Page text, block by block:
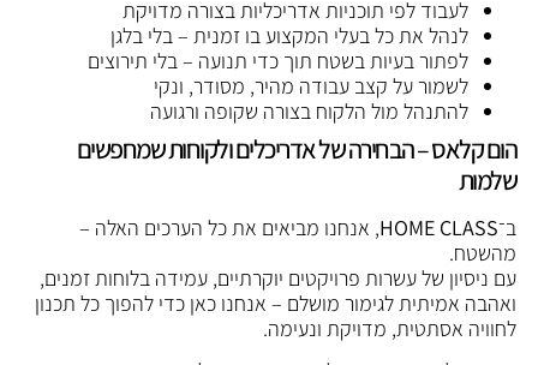
לעבוד לפי תוכניות אדריכליות בצורה מדויקת
לנהל את כל בעלי המקצוע בו זמנית – בלי בלגן
לפתור בעיות בשטח תוך כדי תנועה – בלי תירוצים
לשמור על קצב עבודה מהיר, מסודר, ונקי
להתנהל מול הלקוח בצורה שקופה ורגועה
הום קלאס – הבחירה של אדריכלים ולקוחות שמחפשים
שלמות
ב־HOME CLASS, אנחנו מביאים את כל הערכים האלה –
מהשטח.
עם ניסיון של עשרות פרויקטים יוקרתיים, עמידה בלוחות זמנים,
ואהבה אמיתית לגימור מושלם – אנחנו כאן כדי להפוך כל תכנון
לחוויה אסתטית, מדויקת ונעימה.